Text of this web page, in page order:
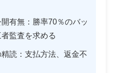
有無：勝率70％のバッ
監査を求める
読：支払方法、返金不